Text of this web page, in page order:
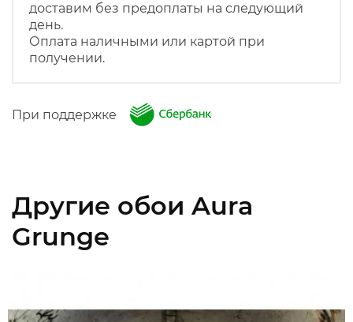
доставим без предоплаты на следующий
день.
Оплата наличными или картой при
получении.
При поддержке
Другие обои Aura
Grunge